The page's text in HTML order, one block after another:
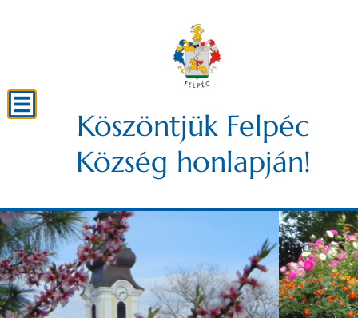
Köszöntjük Felpéc
Község honlapján!